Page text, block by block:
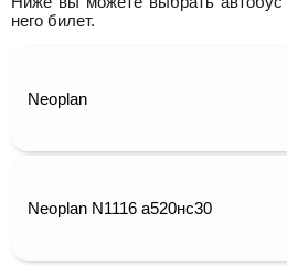
него билет.
Neoplan
Neoplan N1116 а520нс30